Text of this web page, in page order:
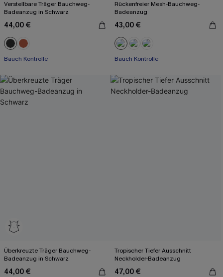
Verstellbare Träger Bauchweg-
Badeanzug in Schwarz
44,00 €
Bauch Kontrolle
Rückenfreier Mesh-Bauchweg-
Badeanzug
43,00 €
Bauch Kontrolle
Überkreuzte Träger Bauchweg-
Badeanzug in Schwarz
44,00 €
Tropischer Tiefer Ausschnitt
Neckholder-Badeanzug
47,00 €